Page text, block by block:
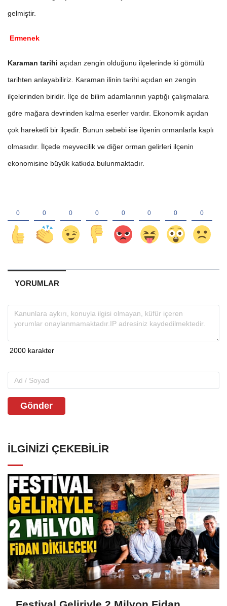
gelmiştir.
Ermenek
Karaman tarihi açıdan zengin olduğunu ilçelerinde ki gömülü
tarihten anlayabiliriz. Karaman ilinin tarihi açıdan en zengin
ilçelerinden biridir. İlçe de bilim adamlarının yaptığı çalışmalara
göre mağara devrinden kalma eserler vardır. Ekonomik açıdan
çok hareketli bir ilçedir. Bunun sebebi ise ilçenin ormanlarla kaplı
olmasıdır. İlçede meyvecilik ve diğer orman gelirleri ilçenin
ekonomisine büyük katkıda bulunmaktadır.
YORUMLAR
Gönder
İLGINIZI ÇEKEBILIR